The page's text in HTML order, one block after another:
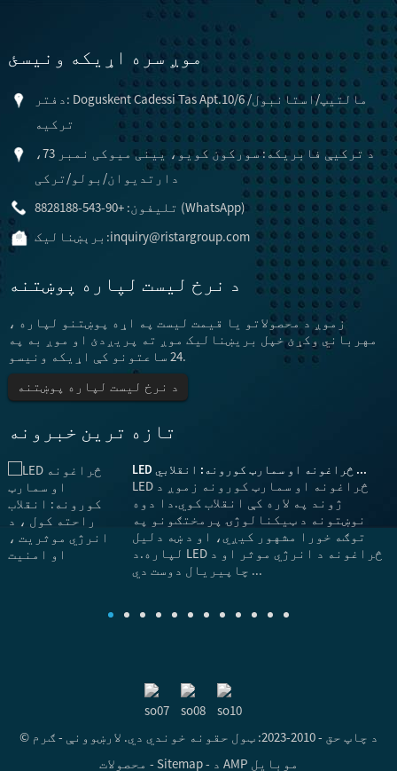
موږ سره اړیکه ونیسئ
دفتر: Doguskent Cadessi Tas Apt.10/6 مالتیپ/استانبول/
ترکیه
د ترکیې فابریکه: سورکون کویو، یینی میوکی نمبر 73،
دارتدیوان/بولو/ترکی
تلیفون: +90-543-8828188 (WhatsApp)
برېښناليک:inquiry@ristargroup.com
د نرخ لیست لپاره پوښتنه
زموږ د محصولاتو یا قیمت لیست په اړه پوښتنو لپاره ،
مهرباني وکړئ خپل بریښنالیک موږ ته پریږدئ او موږ به په
24 ساعتونو کې اړیکه ونیسو.
د نرخ لیست لپاره پوښتنه
تازه ترین خبرونه
LED څراغونه او سمارټ کورونه: انقلابي ...
LED څراغونه او سمارټ کورونه زموږ د
ژوند په لاره کې انقلاب کوي.دا دوه
نوښتونه د ټیکنالوژۍ پرمختګونو په
توګه خورا مشهور کیږي، او د ښه دلیل
لپاره.د LED څراغونه د انرژي موثر او د
چاپیریال دوست دي ...
© د چاپ حق - 2010-2023: ټول حقونه خوندي دي. لارښوونې - ګرم
محصولات - Sitemap- د AMP موبایل